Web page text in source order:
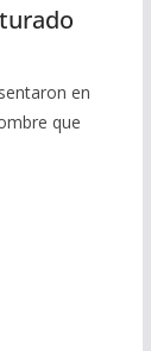
en
que